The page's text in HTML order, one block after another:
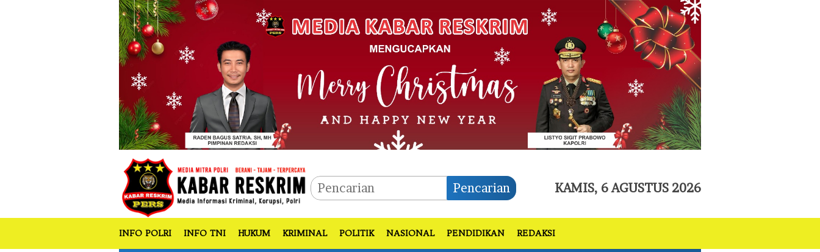
Pencarian KAMIS, 6 AGUSTUS 2026
INFO POLRI INFO TNI HUKUM KRIMINAL POLITIK NASIONAL PENDIDIKAN REDAKSI